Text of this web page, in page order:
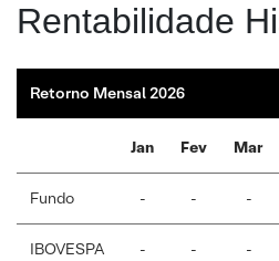
Rentabilidade
Retorno Mensal 2026
Jan Fev Mar
Fundo - - -
IBOVESPA - - -